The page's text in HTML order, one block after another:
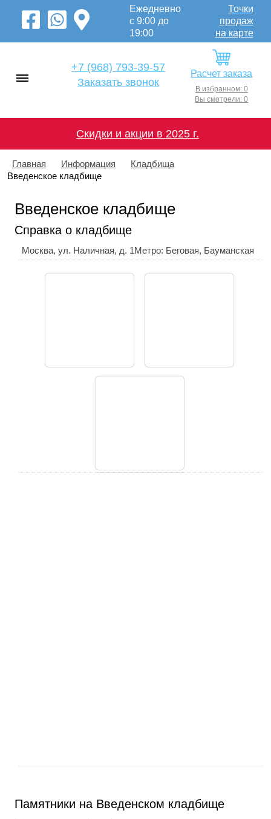
Ежедневно
с 9:00 до
19:00
Точки
продаж
на карте
+7 (968) 793-39-57
Заказать звонок
Расчет заказа
В избранном: 0
Вы смотрели: 0
Скидки и акции в 2025 г.
Главная Информация
Кладбища
Введенское кладбище
Введенское кладбище
Справка о кладбище
Москва, ул. Наличная, д. 1Метро: Беговая, Бауманская
Памятники на Введенском кладбище